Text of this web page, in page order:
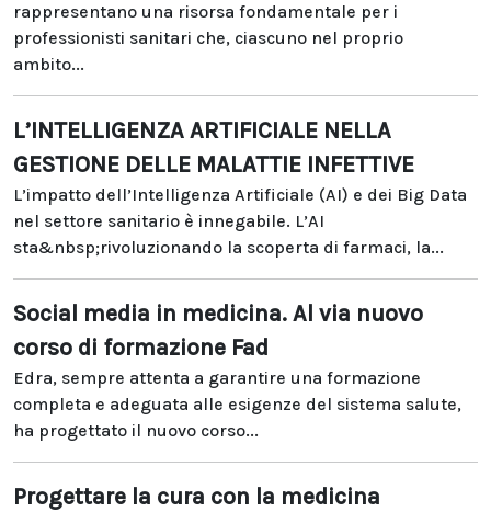
rappresentano una risorsa fondamentale per i
professionisti sanitari che, ciascuno nel proprio
ambito...
L’INTELLIGENZA ARTIFICIALE NELLA
GESTIONE DELLE MALATTIE INFETTIVE
L’impatto dell’Intelligenza Artificiale (AI) e dei Big Data
nel settore sanitario è innegabile. L’AI
sta&nbsp;rivoluzionando la scoperta di farmaci, la...
Social media in medicina. Al via nuovo
corso di formazione Fad
Edra, sempre attenta a garantire una formazione
completa e adeguata alle esigenze del sistema salute,
ha progettato il nuovo corso...
Progettare la cura con la medicina